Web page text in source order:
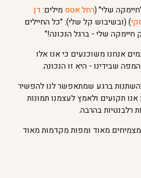
שלי" (רחל אטס מילים: דן
) (ובשיבוש קל שלי): "כל החיילים
שלי - ברגל הנכונה!"
אנחנו משוכנעים כי אנו אלו
שבידינו - היא זו הנכונה.
להשתנות ברגע שמתאפשר לנו להפשיר
אנו תקועים ולאמץ לעצמנו תמונות
רלבנטיות בהרבה.
מצמיחים מאוד ומפות מקדמות מאוד